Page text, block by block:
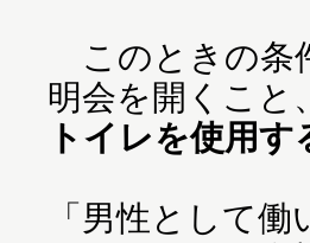
このときの条
明会を開くこと
トイレを使用す
「男性として